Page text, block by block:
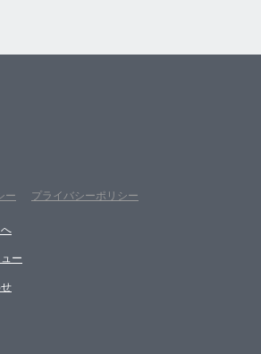
ー プライバシーポリシー
ー